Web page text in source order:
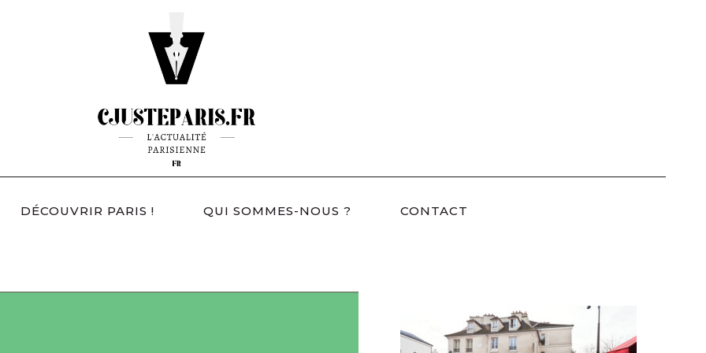
DÉCOUVRIR PARIS ! QUI SOMMES-NOUS ? CONTACT